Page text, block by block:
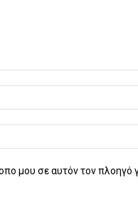
μου σε αυτόν τον πλοηγό